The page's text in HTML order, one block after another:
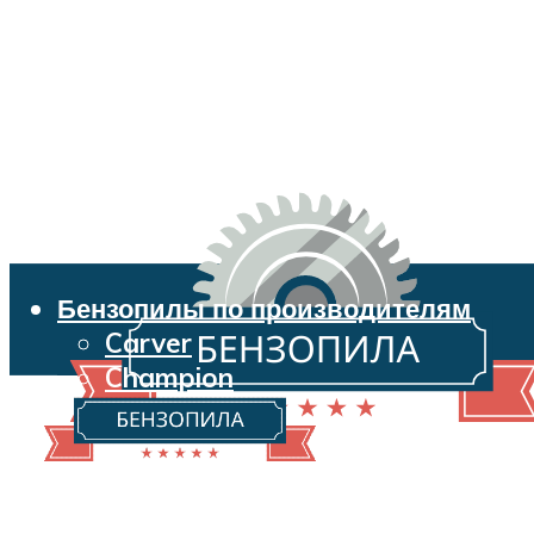
Бензопилы по производителям
Carver
Champion
Echo
Husqvarna